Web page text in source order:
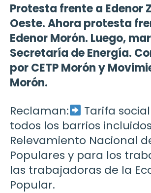
Protesta frente a Edenor
Oeste. Ahora protesta
Edenor Morón. Luego,
Secretaría de Energía.
por CETP Morón y
Morón.
Reclaman:
Tarifa
todos los barrios
Relevamiento Nacional
Populares y para los
las trabajadoras de la
Popular.